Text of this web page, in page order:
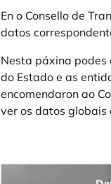
En o Consello de
datos
Nesta páxina podes
do Estado e as
encomendaron ao
ver os datos globais